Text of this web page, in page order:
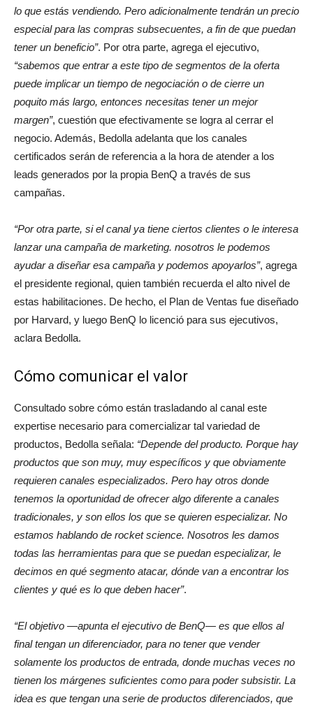
lo que estás vendiendo. Pero adicionalmente tendrán un precio
especial para las compras subsecuentes, a fin de que puedan
tener un beneficio”. Por otra parte, agrega el ejecutivo,
“sabemos que entrar a este tipo de segmentos de la oferta
puede implicar un tiempo de negociación o de cierre un
poquito más largo, entonces necesitas tener un mejor
margen”, cuestión que efectivamente se logra al cerrar el
negocio. Además, Bedolla adelanta que los canales
certificados serán de referencia a la hora de atender a los
leads generados por la propia BenQ a través de sus
campañas.
“Por otra parte, si el canal ya tiene ciertos clientes o le interesa
lanzar una campaña de marketing. nosotros le podemos
ayudar a diseñar esa campaña y podemos apoyarlos”, agrega
el presidente regional, quien también recuerda el alto nivel de
estas habilitaciones. De hecho, el Plan de Ventas fue diseñado
por Harvard, y luego BenQ lo licenció para sus ejecutivos,
aclara Bedolla.
Cómo comunicar el valor
Consultado sobre cómo están trasladando al canal este
expertise necesario para comercializar tal variedad de
productos, Bedolla señala: “Depende del producto. Porque hay
productos que son muy, muy específicos y que obviamente
requieren canales especializados. Pero hay otros donde
tenemos la oportunidad de ofrecer algo diferente a canales
tradicionales, y son ellos los que se quieren especializar. No
estamos hablando de rocket science. Nosotros les damos
todas las herramientas para que se puedan especializar, le
decimos en qué segmento atacar, dónde van a encontrar los
clientes y qué es lo que deben hacer”.
“El objetivo —apunta el ejecutivo de BenQ— es que ellos al
final tengan un diferenciador, para no tener que vender
solamente los productos de entrada, donde muchas veces no
tienen los márgenes suficientes como para poder subsistir. La
idea es que tengan una serie de productos diferenciados, que